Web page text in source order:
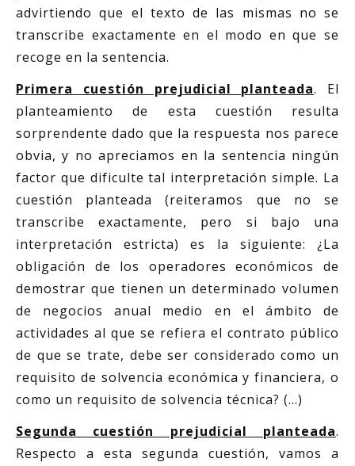
advirtiendo que el texto de las mismas no se
transcribe exactamente en el modo en que se
recoge en la sentencia.
Primera cuestión prejudicial planteada. El
planteamiento de esta cuestión resulta
sorprendente dado que la respuesta nos parece
obvia, y no apreciamos en la sentencia ningún
factor que dificulte tal interpretación simple. La
cuestión planteada (reiteramos que no se
transcribe exactamente, pero si bajo una
interpretación estricta) es la siguiente: ¿La
obligación de los operadores económicos de
demostrar que tienen un determinado volumen
de negocios anual medio en el ámbito de
actividades al que se refiera el contrato público
de que se trate, debe ser considerado como un
requisito de solvencia económica y financiera, o
como un requisito de solvencia técnica? (…)
Segunda cuestión prejudicial planteada.
Respecto a esta segunda cuestión, vamos a